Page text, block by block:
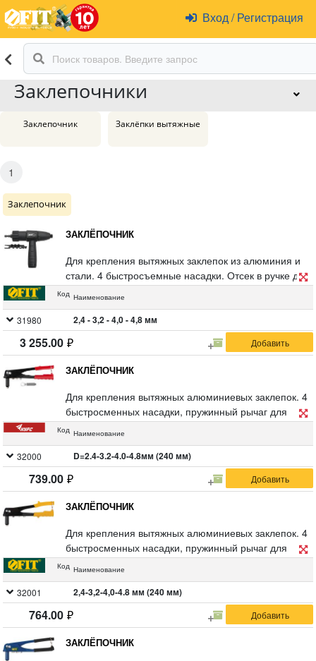
Вход /Регистрация
Заклепочники
Заклепочник Заклёпки вытяжные
1
Заклепочник
ЗАКЛЁПОЧНИК
Для крепления вытяжных заклепок из алюминия и
стали. 4 быстросъемные насадки. Отсек в ручке для
хранения заклепок. Шестигранный хвостовик.
сплава, трехкулачковый механизм захвата заклепок
из хром-молибденовой стали. Упаковка: блистер.
Код Наименование
31980 2,4 - 3,2 - 4,0 - 4,8 мм
3 255.00
ЗАКЛЁПОЧНИК
Для крепления вытяжных алюминиевых заклепок. 4
быстросменных насадки, пружинный рычаг для
выброса сердечника от заклепок. Материал:
ПВХ пластика. Упаковка: блистер.
Код Наименование
32000 D=2.4-3.2-4.0-4.8мм (240 мм)
739.00
ЗАКЛЁПОЧНИК
Для крепления вытяжных алюминиевых заклепок. 4
быстросменных насадки, пружинный рычаг для
выброса сердечника от заклепок. Материал:
ПВХ пластика. Упаковка: блистер.
Код Наименование
32001 2,4-3,2-4,0-4.8 мм (240 мм)
764.00
ЗАКЛЁПОЧНИК